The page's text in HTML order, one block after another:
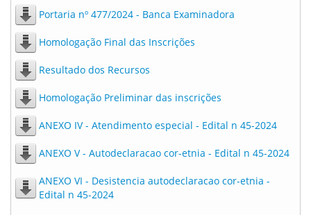
Portaria nº 477/2024 - Banca Examinadora
Homologação Final das Inscrições
Resultado dos Recursos
Homologação Preliminar das inscrições
ANEXO IV - Atendimento especial - Edital n 45-2024
ANEXO V - Autodeclaracao cor-etnia - Edital n 45-2024
ANEXO VI - Desistencia autodeclaracao cor-etnia -
Edital n 45-2024